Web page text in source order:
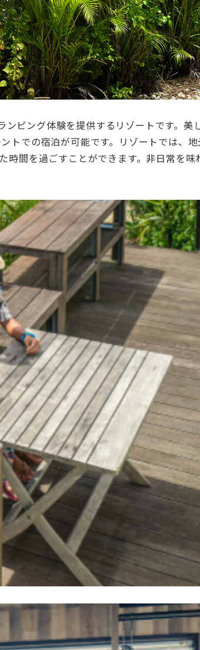
ピング体験を提供するリゾートです。美
トでの宿泊が可能です。リゾートでは、
間を過ごすことができます。非日常を味